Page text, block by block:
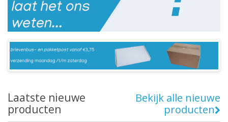
Laatste nieuwe
producten
Bekijk alle nieuwe
producten